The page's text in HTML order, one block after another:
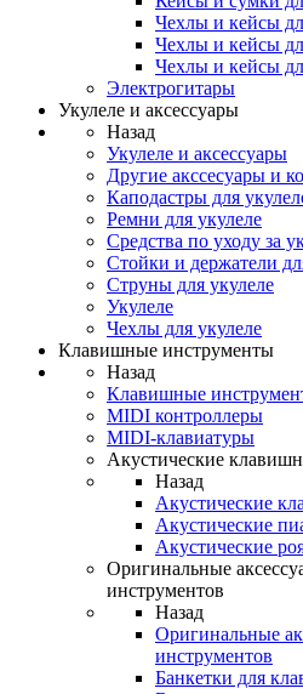
Чехлы и кейсы
Чехлы и кейсы
Чехлы и кейсы
Электрогитары
Укулеле и аксессуары
Назад
Укулеле и аксессуары
Другие акссесуары и
Каподастры для
Ремни для укулеле
Средства по уходу за
Стойки и держатели
Струны для укулеле
Укулеле
Чехлы для укулеле
Клавишные инструменты
Назад
Клавишные
MIDI контроллеры
MIDI-клавиатуры
Акустические
Назад
Акустические
Акустические
Акустические
Оригинальные
инструментов
Назад
Оригинальные
инструментов
Банкетки для